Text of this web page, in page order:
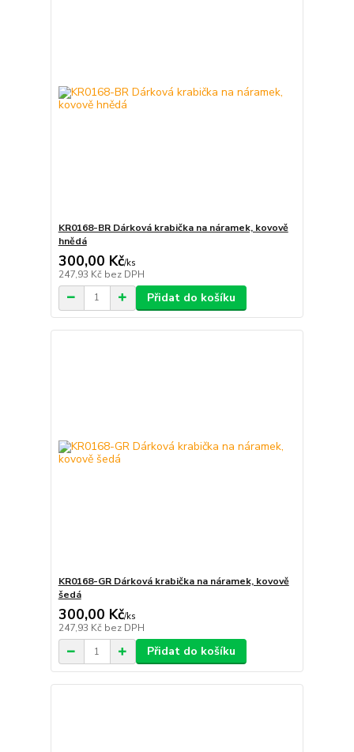
KR0168-BR Dárková krabička na náramek, kovově
hnědá
300,00 Kč/ks
247,93 Kč bez DPH
Přidat do košíku
KR0168-GR Dárková krabička na náramek, kovově
šedá
300,00 Kč/ks
247,93 Kč bez DPH
Přidat do košíku